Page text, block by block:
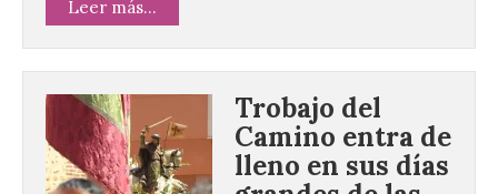
Leer más...
Trobajo del
Camino entra de
lleno en sus días